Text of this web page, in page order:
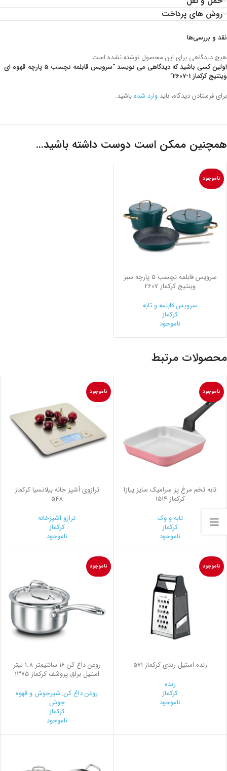
روش های پرداخت
نقد و بررسی‌ها
هیچ دیدگاهی برای این محصول نوشته نشده است.
اولین کسی باشید که دیدگاهی می نویسد “سرویس قابلمه نچسب 5 پارچه قهوه ای
وینتیج کرکماز 2607-1
”
برای فرستادن دیدگاه، باید وارد شدهباشید.
همچنین ممکن است دوست داشته باشید…
ناموجود
سرویس قابلمه نچسب 5 پارچه سبز
وینتیج کرکماز 2607
سرویس قابلمه و تابه
کرکماز
ناموجود
محصولات مرتبط
ناموجود
تابه تخم مرغ پز سرامیک سایز پیازا
کرکماز 1514
تابه و وک
کرکماز
ناموجود
ناموجود
ترازوی آشپز خانه بیلانسیا کرکماز
548
ترازو آشپزخانه
کرکماز
ناموجود
ناموجود
رنده استیل رندي کرکماز 571
رنده
کرکماز
ناموجود
ناموجود
روغن داغ كن 16 سانتیمتر 1.8 لیتر
استیل براق پروشف کرکماز 1375
روغن داغ کن, شیرجوش و قهوه
جوش
کرکماز
ناموجود